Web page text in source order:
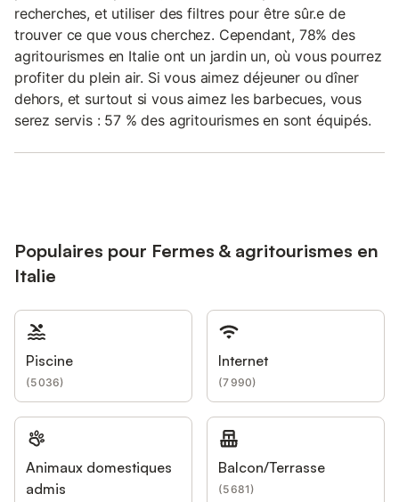
recherches, et utiliser des filtres pour être sûr.e de
trouver ce que vous cherchez. Cependant, 78% des
agritourismes en Italie ont un jardin un, où vous pourrez
profiter du plein air. Si vous aimez déjeuner ou dîner
dehors, et surtout si vous aimez les barbecues, vous
serez servis : 57 % des agritourismes en sont équipés.
Populaires pour Fermes & agritourismes en
Italie
Piscine
(5 036)
Internet
(7 990)
Animaux domestiques
admis
Balcon/Terrasse
(5 681)